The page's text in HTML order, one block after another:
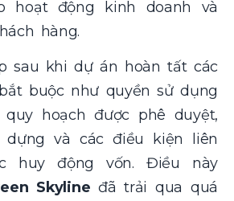
hoạt động kinh doanh và
hàng.
sau khi dự án hoàn tất các
buộc như quyền sử dụng
hoạch được phê duyệt,
dựng và các điều kiện liên
huy động vốn. Điều này
Skyline đã trải qua quá